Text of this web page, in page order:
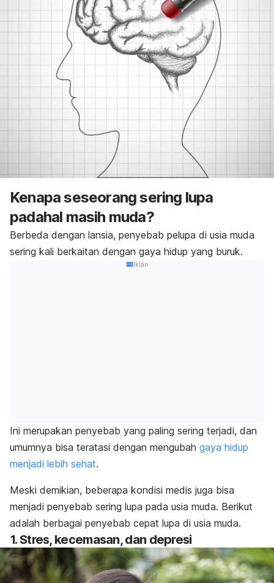
Kenapa seseorang sering lupa
padahal masih muda?
Berbeda dengan lansia, penyebab pelupa di usia muda
sering kali berkaitan dengan gaya hidup yang buruk.
Iklan
Ini merupakan penyebab yang paling sering terjadi, dan
umumnya bisa teratasi dengan mengubah gaya hidup
menjadi lebih sehat.
Meski demikian, beberapa kondisi medis juga bisa
menjadi penyebab sering lupa pada usia muda. Berikut
adalah berbagai penyebab cepat lupa di usia muda.
1. Stres, kecemasan, dan depresi